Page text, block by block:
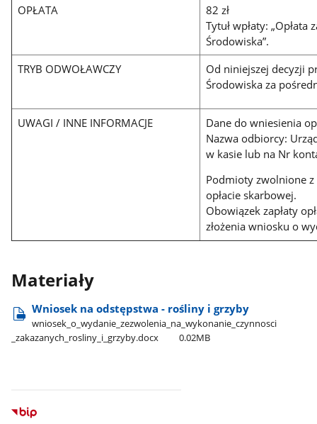
OPŁATA
82 zł
Tytuł wpłaty:
Środowiska”.
TRYB ODWOŁAWCZY
Od niniejszej decyzji
Środowiska za
UWAGI / INNE INFORMACJE
Dane do wniesienia
Nazwa odbiorcy:
w kasie lub na Nr
Podmioty zwolnione
opłacie skarbowej.
Obowiązek zapłaty
złożenia wniosku o
Materiały
Wniosek na odstępstwa - rośliny i grzyby
wniosek​_o​_wydanie​_zezwolenia​_na​_wykonanie​_czynnosci​
_zakazanych​_rosliny​_i​_grzyby.docx
0.02MB